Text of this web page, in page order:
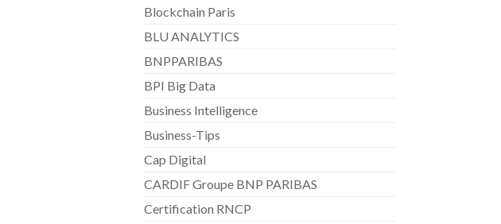
Blockchain Paris
BLU ANALYTICS
BNPPARIBAS
BPI Big Data
Business Intelligence
Business-Tips
Cap Digital
CARDIF Groupe BNP PARIBAS
Certification RNCP